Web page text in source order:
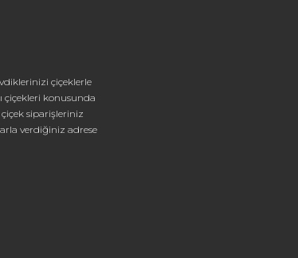
çiçeklerle
çiçekleri konusunda
siparişleriniz
verdiğiniz adrese